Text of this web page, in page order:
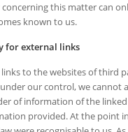
this matter can
known to us.
for external links
to the websites of third
our control, we cannot
of information of the
provided. At the point